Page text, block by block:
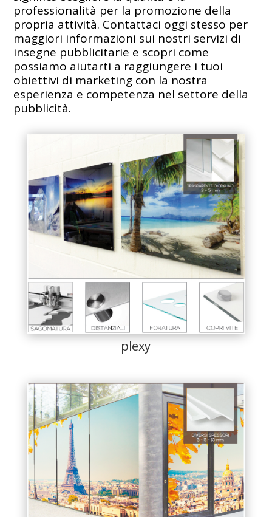
professionalità per la promozione della
propria attività. Contattaci oggi stesso per
maggiori informazioni sui nostri servizi di
insegne pubblicitarie e scopri come
possiamo aiutarti a raggiungere i tuoi
obiettivi di marketing con la nostra
esperienza e competenza nel settore della
pubblicità.
plexy